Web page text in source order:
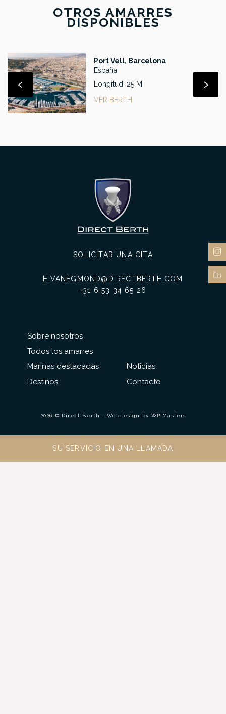
OTROS AMARRES
DISPONIBLES
Port Vell, Barcelona
España
Longitud: 25 M
VER BERTH
‹ ›
Sobre nosotros
Todos los amarres
Marinas destacadas
Destinos
SOLICITAR UNA CITA
H.VANEGMOND@DIRECTBERTH.COM
+31 6 53 34 65 26
Noticias
Contacto
2026 © Direct Berth - Webdesign by WP Masters
SU SERVICIO EN UNA LLAMADA